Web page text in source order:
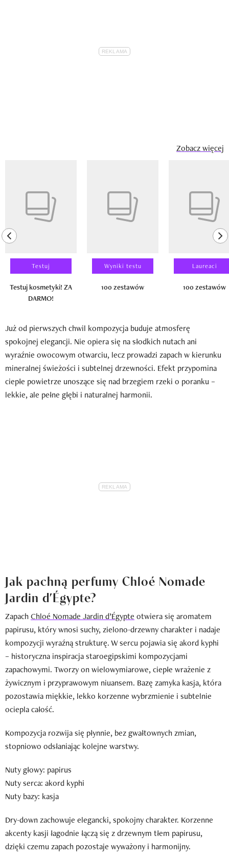
Zobacz więcej
previous element
Testuj
Testuj kosmetyki! ZA
DARMO!
Wyniki testu
100 zestawów
Laureaci
100 zestawów
Już od pierwszych chwil kompozycja buduje atmosferę
spokojnej elegancji. Nie opiera się na słodkich nutach ani
wyraźnie owocowym otwarciu, lecz prowadzi zapach w kierunku
mineralnej świeżości i subtelnej drzewności. Efekt przypomina
ciepłe powietrze unoszące się nad brzegiem rzeki o poranku –
lekkie, ale pełne głębi i naturalnej harmonii.
Jak pachną perfumy Chloé Nomade
Jardin d’Égypte?
ZapachChloé Nomade Jardin d’Égypte otwiera się aromatem
papirusu, który wnosi suchy, zielono-drzewny charakter i nadaje
kompozycji wyraźną strukturę. W sercu pojawia się akord kyphi
– historyczna inspiracja staroegipskimi kompozycjami
zapachowymi. Tworzy on wielowymiarowe, ciepłe wrażenie z
żywicznym i przyprawowym niuansem. Bazę zamyka kasja, która
pozostawia miękkie, lekko korzenne wybrzmienie i subtelnie
ociepla całość.
Kompozycja rozwija się płynnie, bez gwałtownych zmian,
stopniowo odsłaniając kolejne warstwy.
Nuty głowy: papirus
Nuty serca: akord kyphi
Nuty bazy: kasja
Dry-down zachowuje elegancki, spokojny charakter. Korzenne
akcenty kasji łagodnie łączą się z drzewnym tłem papirusu,
dzięki czemu zapach pozostaje wyważony i harmonijny.